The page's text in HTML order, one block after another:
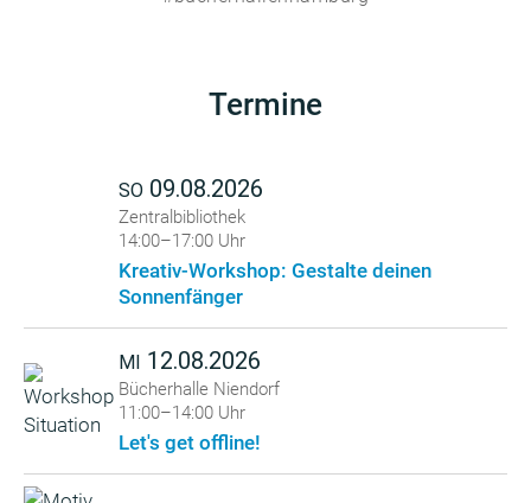
Termine
SO 09.08.2026
Zentralbibliothek
14:00–17:00 Uhr
Kreativ-Workshop: Gestalte deinen
Sonnenfänger
MI 12.08.2026
Bücherhalle Niendorf
11:00–14:00 Uhr
Let's get offline!